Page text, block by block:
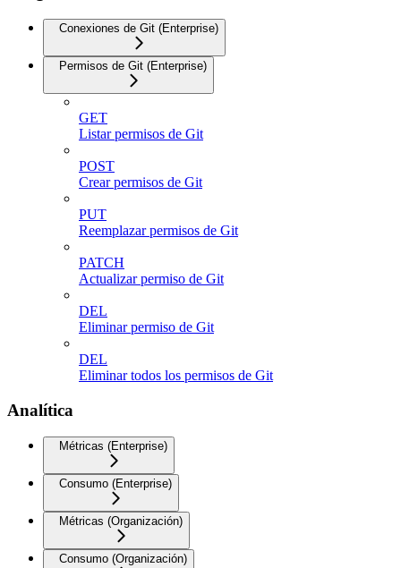
Conexiones de Git (Enterprise)
Permisos de Git (Enterprise)
GET
Listar permisos de Git
POST
Crear permisos de Git
PUT
Reemplazar permisos de Git
PATCH
Actualizar permiso de Git
DEL
Eliminar permiso de Git
DEL
Eliminar todos los permisos de Git
Analítica
Métricas (Enterprise)
Consumo (Enterprise)
Métricas (Organización)
Consumo (Organización)